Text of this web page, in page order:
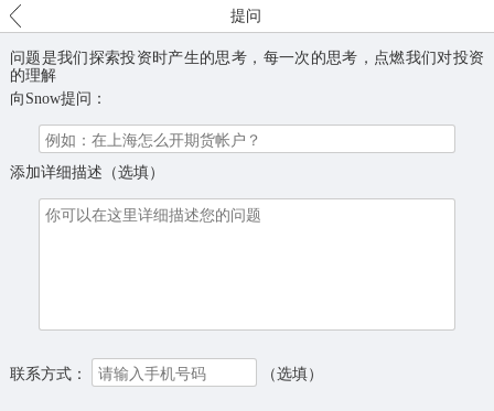
提问
问题是我们探索投资时产生的思考，每一次的思考，点燃我们对投资
的理解
向 Snow提问：
添加详细描述（选填）
联系方式： （选填）